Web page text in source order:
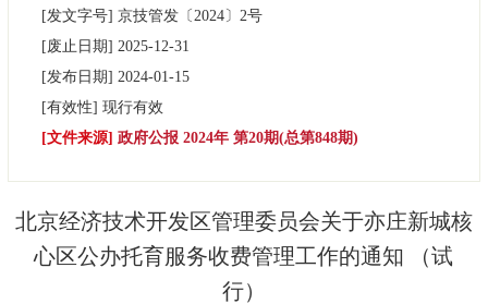
政务公开
市领导
政策兑现 政策解读
决策公开 专题公开
政务服务
[发文字号] 京技管发〔2024〕 2号
[废止日期] 2025-12-31
[发布日期] 2024-01-15
[有效性] 现行有效
[文件来源] 政府公报 2024年 第20期(总第848期)
北京经济技术开发区管理委员会关于亦庄新城核
心区公办托育服务收费管理工作的通知 （试
行）